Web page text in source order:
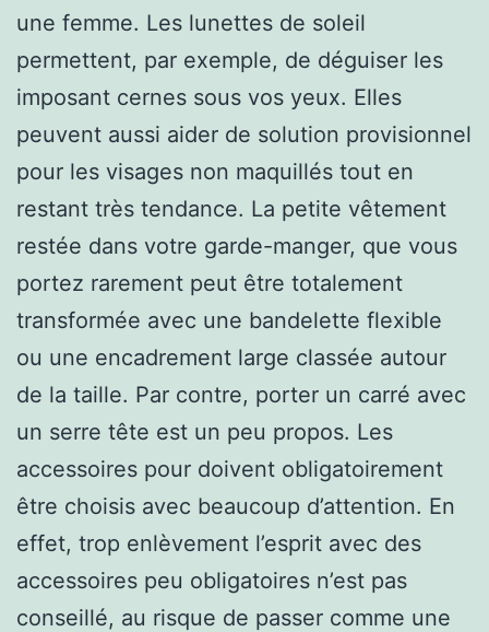
une femme. Les lunettes de soleil
permettent, par exemple, de déguiser les
imposant cernes sous vos yeux. Elles
peuvent aussi aider de solution provisionnel
pour les visages non maquillés tout en
restant très tendance. La petite vêtement
restée dans votre garde-manger, que vous
portez rarement peut être totalement
transformée avec une bandelette flexible
ou une encadrement large classée autour
de la taille. Par contre, porter un carré avec
un serre tête est un peu propos. Les
accessoires pour doivent obligatoirement
être choisis avec beaucoup d’attention. En
effet, trop enlèvement l’esprit avec des
accessoires peu obligatoires n’est pas
conseillé, au risque de passer comme une